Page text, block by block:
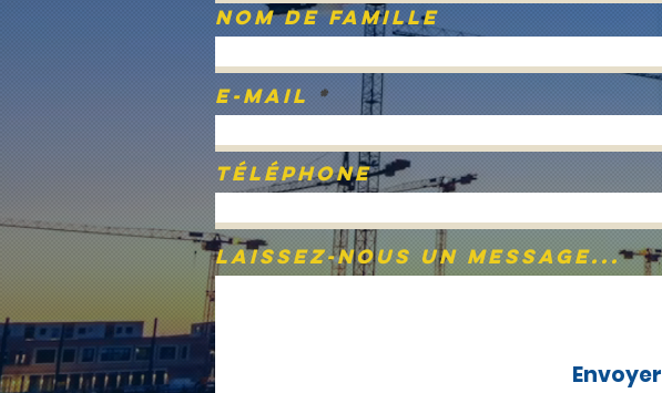
Nom de famille
E-mail
Téléphone
Laissez-nous un message...
Envoyer